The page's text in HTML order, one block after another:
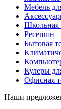
Мебель
Школьная
Ресепшн
Бытовая
Кулеры
Офисная
Наши